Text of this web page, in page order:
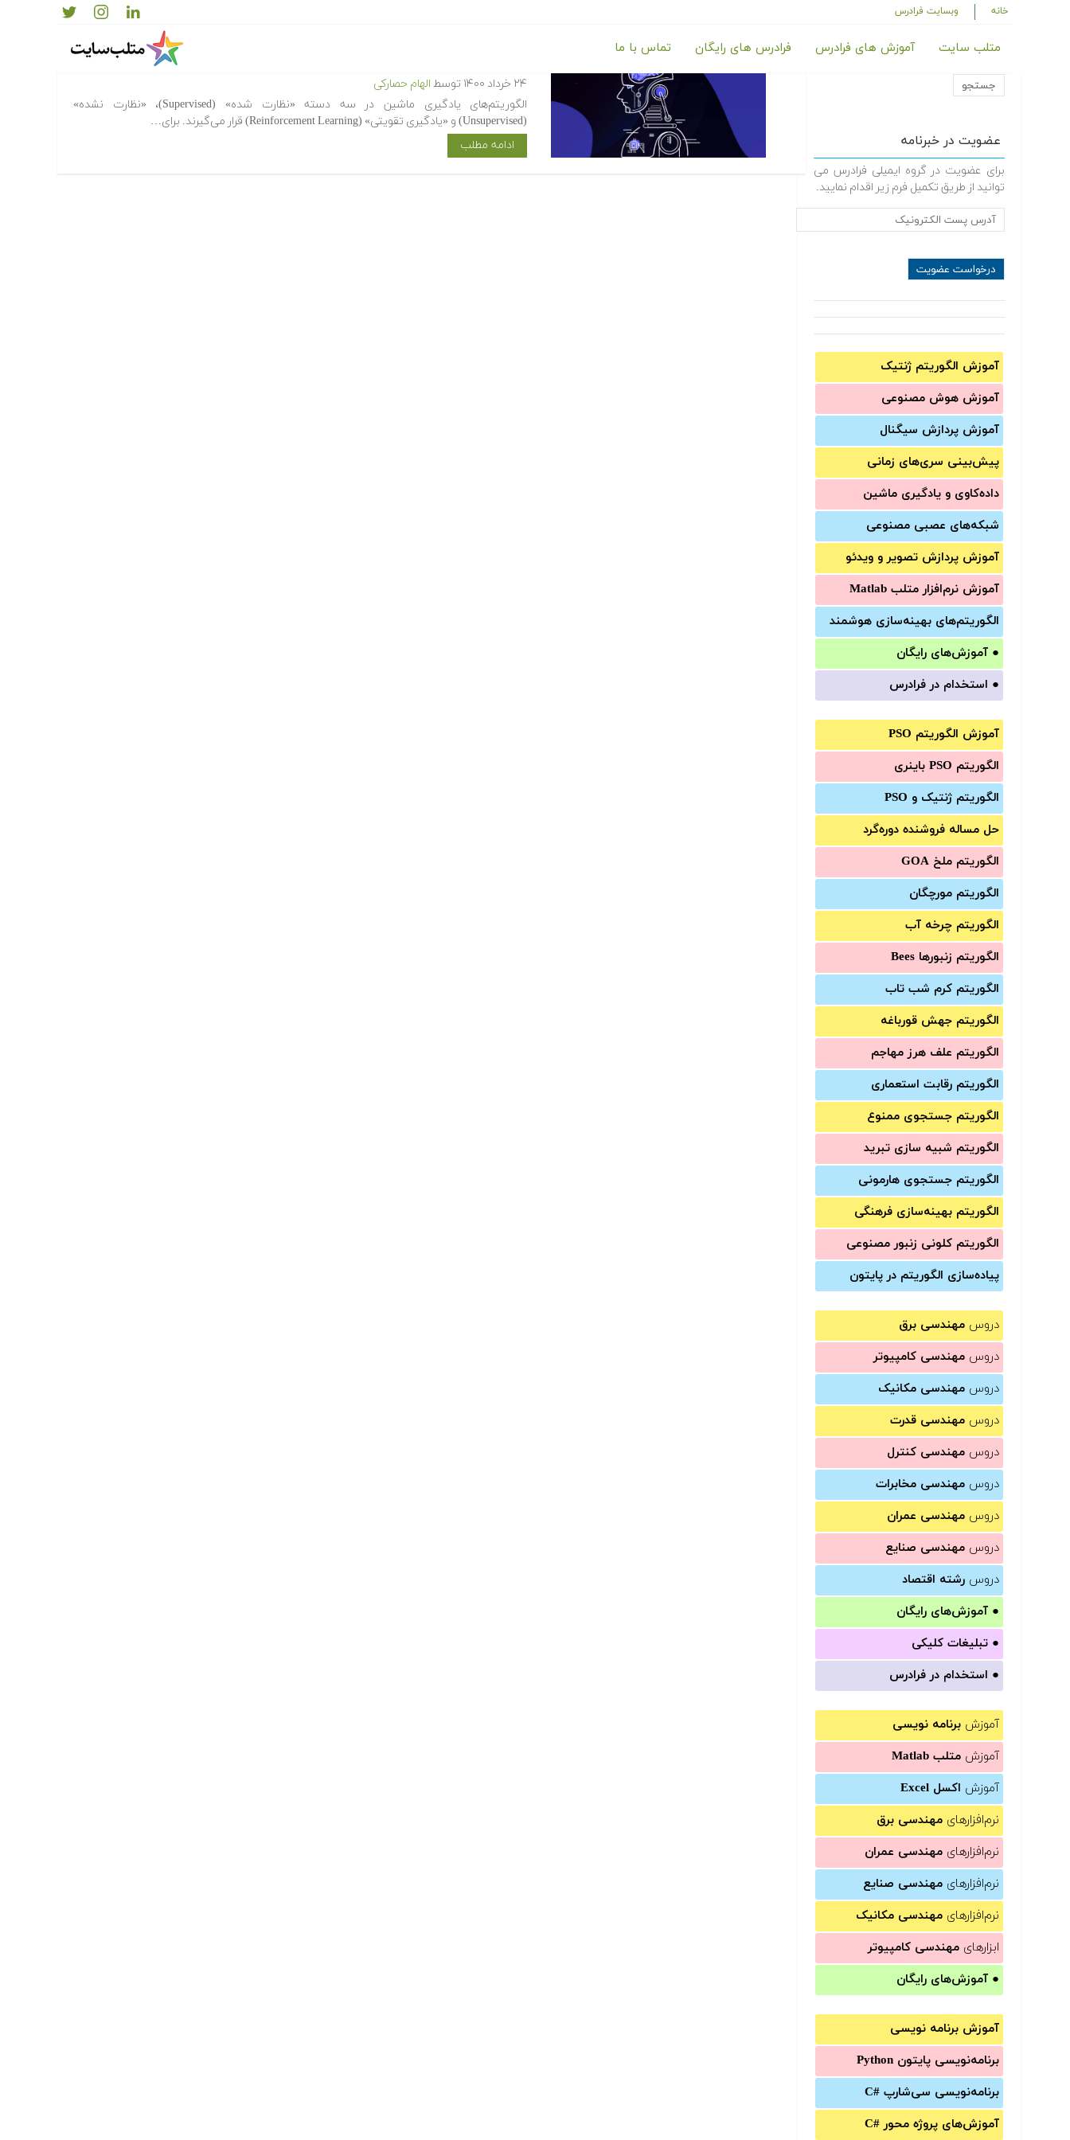
خانه وبسایت فرادرس
متلب سایت آموزش های فرادرس فرادرس های رایگان تماس با ما
عضویت در خبرنامه
برای عضویت در گروه ایمیلی فرادرس می
توانید از طریق تکمیل فرم زیر اقدام نمایید.
آموزش الگوریتم ژنتیک
آموزش‌ هوش مصنوعی
آموزش‌ پردازش سیگنال
پیش‌‌بینی سری‌‌های زمانی
داده‌کاوی و یادگیری ماشین
شبکه‌های عصبی مصنوعی
آموزش‌ پردازش تصویر و ویدئو
آموزش‌ نرم‌افزار متلب Matlab
الگوریتم‌های بهینه‌سازی هوشمند
● آموزش‌های رایگان
● استخدام در فرادرس
آموزش الگوریتم PSO
الگوریتم PSO باینری
الگوریتم ژنتیک و PSO
حل مساله فروشنده دوره‌گرد
الگوریتم ملخ GOA
الگوریتم مورچگان
الگوریتم چرخه آب
الگوریتم زنبورها Bees
الگوریتم کرم شب تاب
الگوریتم جهش قورباغه
الگوریتم علف هرز مهاجم
الگوریتم رقابت استعماری
الگوریتم جستجوی ممنوع
الگوریتم شبیه سازی تبرید
الگوریتم جستجوی هارمونی
الگوریتم بهینه‌سازی فرهنگی
الگوریتم کلونی زنبور مصنوعی
پیاده‌سازی الگوریتم در پایتون
دروس مهندسی برق
دروس مهندسی کامپیوتر
دروس مهندسی مکانیک
دروس مهندسی قدرت
دروس مهندسی کنترل
دروس مهندسی مخابرات
دروس مهندسی عمران
دروس مهندسی صنایع
دروس رشته اقتصاد
● آموزش‌های رایگان
● تبلیغات کلیکی
● استخدام در فرادرس
آموزش برنامه نویسی
آموزش متلب Matlab
آموزش اکسل Excel
نرم‌افزارهای مهندسی برق
نرم‌افزارهای مهندسی عمران
نرم‌افزارهای مهندسی صنایع
نرم‌افزارهای مهندسی مکانیک
ابزارهای مهندسی کامپیوتر
● آموزش‌های رایگان
آموزش برنامه نویسی
برنامه‌نویسی پایتون Python
برنامه‌‌نویسی سی‌شارپ C#‎
آموزش‌های پروژه محور #C
۲۴ خرداد ۱۴۰۰ توسط الهام حصارکی
الگوریتم‌های یادگیری ماشین در سه دسته «نظارت شده» (Supervised)، «نظارت نشده»
(Unsupervised) و «یادگیری تقویتی» (Reinforcement Learning) قرار می‌گیرند. برای…
ادامه مطلب